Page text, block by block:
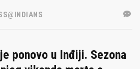
ponovo u Inđiji. Sezona